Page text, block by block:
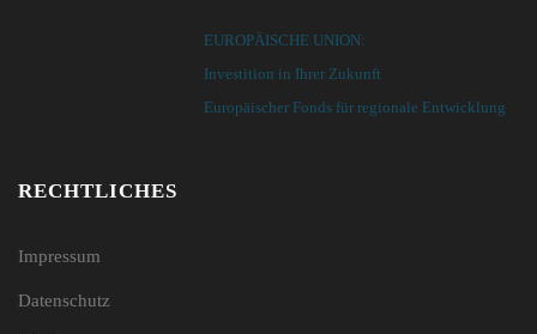
EUROPÄISCHE UNION:
Investition in Ihrer Zukunft
Europäischer Fonds für regionale Entwicklung
RECHTLICHES
Impressum
Datenschutz